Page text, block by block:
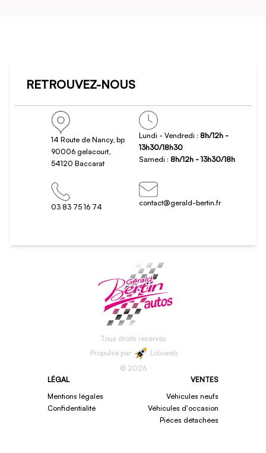
RETROUVEZ-NOUS
14 Route de Nancy, bp
90006 gelacourt,
54120 Baccarat
Lundi - Vendredi : 8h/12h -
13h30/18h30
Samedi : 8h/12h - 13h30/18h
03 83 75 16 74 contact@gerald-bertin.fr
Tous droits réservés
Propulsé par
Loluweb
© 2026
LÉGAL
Mentions légales
Confidentialité
VENTES
Véhicules neufs
Véhicules d'occasion
Piéces détachées